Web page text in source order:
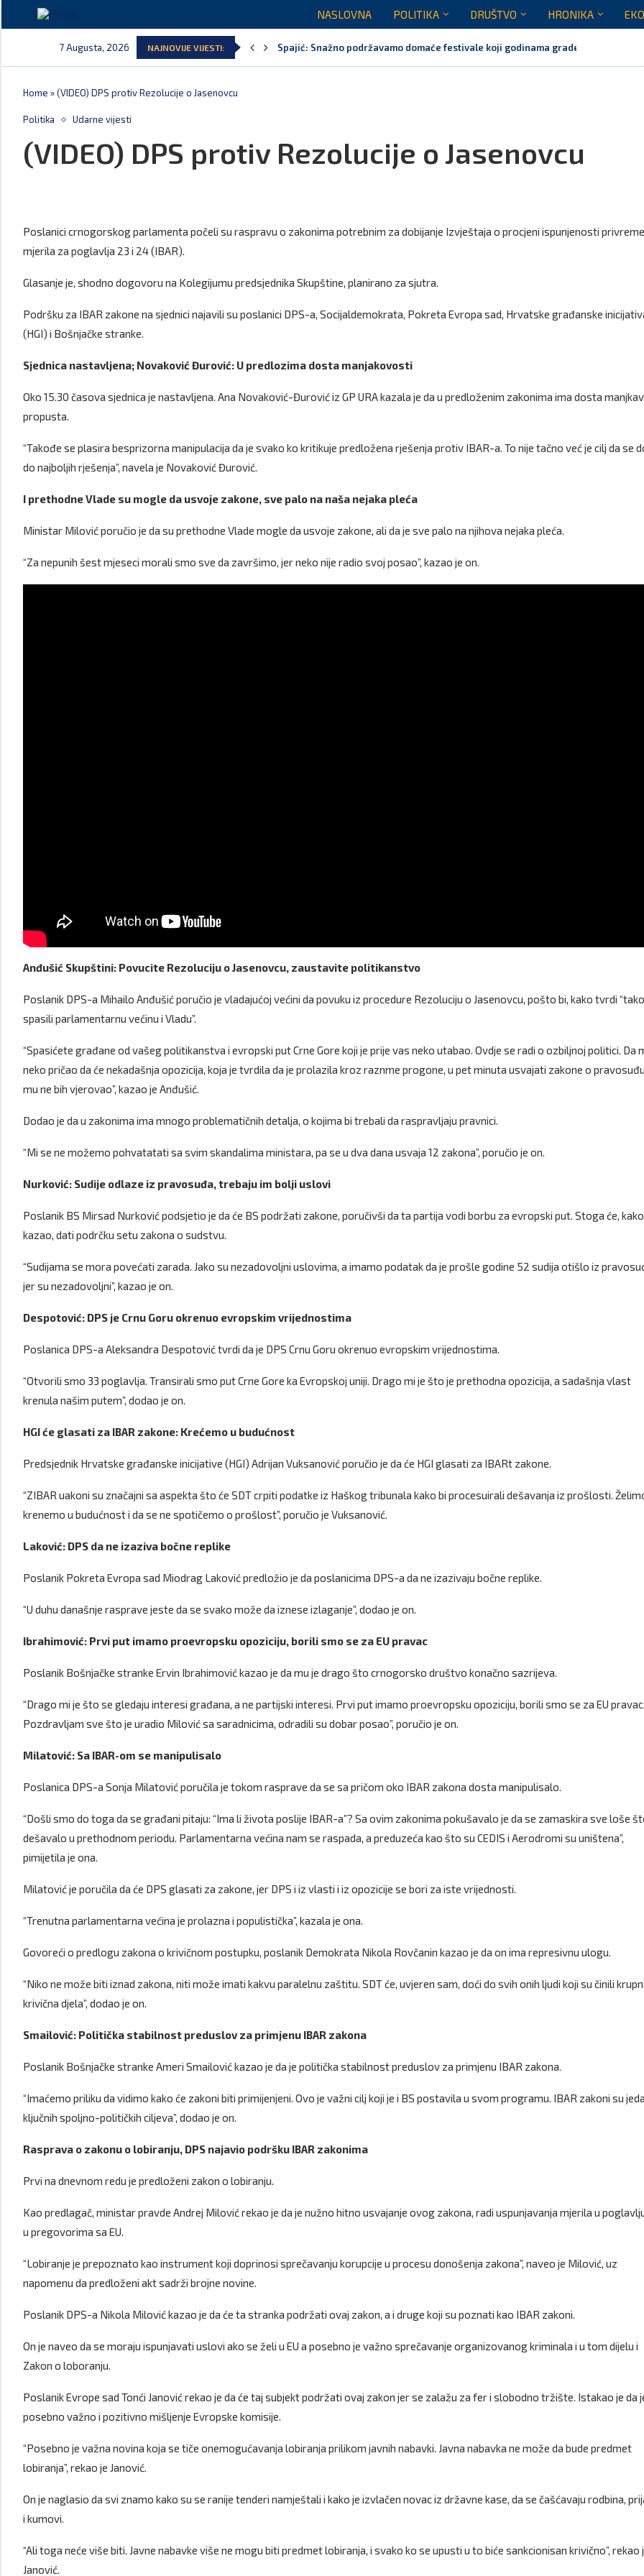
NASLOVNA POLITIKA DRUŠTVO HRONIKA
7 Augusta, 2026 NAJNOVIJE VIJESTI:
Spajić: Snažno podržavamo domaće festivale koji godinama grade identitet
MPNI do kraja jula realizovalo gotovo sve planirane aktivnosti
U prethodnih pet godina: Vučić tri puta odbio da glasa Rezoluciju...
MCP odgovorila Vučiću: Nedopustivo političko tumačenje litija i crkvenih pitanja
Andrić: Crnoj Gori nije bilo mjesto na obilježavanju „Oluje“
Home »(VIDEO) DPS protiv Rezolucije o Jasenovcu
Politika Udarne vijesti
(VIDEO) DPS protiv Rezolucije o Jasenovcu
Poslanici crnogorskog parlamenta počeli su raspravu o zakonima potrebnim za dobijanje Izvještaja o procjeni ispunjenosti
mjerila za poglavlja 23 i 24 (IBAR).
Glasanje je, shodno dogovoru na Kolegijumu predsjednika Skupštine, planirano za sjutra.
Podršku za IBAR zakone na sjednici najavili su poslanici DPS-a, Socijaldemokrata, Pokreta Evropa sad, Hrvatske građanske
(HGI) i Bošnjačke stranke.
Sjednica nastavljena; Novaković Đurović: U predlozima dosta manjakovosti
Oko 15.30 časova sjednica je nastavljena. Ana Novaković-Đurović iz GP URA kazala je da u predloženim zakonima ima dosta
propusta.
“Takođe se plasira besprizorna manipulacija da je svako ko kritikuje predložena rješenja protiv IBAR-a. To nije tačno već je cilj da se
do najboljih rješenja”, navela je Novaković Đurović.
I prethodne Vlade su mogle da usvoje zakone, sve palo na naša nejaka pleća
Ministar Milović poručio je da su prethodne Vlade mogle da usvoje zakone, ali da je sve palo na njihova nejaka pleća.
“Za nepunih šest mjeseci morali smo sve da završimo, jer neko nije radio svoj posao”, kazao je on.
Anđušić Skupštini: Povucite Rezoluciju o Jasenovcu, zaustavite politikanstvo
Poslanik DPS-a Mihailo Anđušić poručio je vladajućoj većini da povuku iz procedure Rezoluciju o Jasenovcu, pošto bi, kako tvrdi “tako
spasili parlamentarnu većinu i Vladu”.
“Spasićete građane od vašeg politikanstva i evropski put Crne Gore koji je prije vas neko utabao. Ovdje se radi o ozbiljnoj politici. Da
neko pričao da će nekadašnja opozicija, koja je tvrdila da je prolazila kroz raznme progone, u pet minuta usvajati zakone o
mu ne bih vjerovao”, kazao je Anđušić.
Dodao je da u zakonima ima mnogo problematičnih detalja, o kojima bi trebali da raspravljaju pravnici.
“Mi se ne možemo pohvatatati sa svim skandalima ministara, pa se u dva dana usvaja 12 zakona”, poručio je on.
Nurković: Sudije odlaze iz pravosuđa, trebaju im bolji uslovi
Poslanik BS Mirsad Nurković podsjetio je da će BS podržati zakone, poručivši da ta partija vodi borbu za evropski put. Stoga će,
kazao, dati podrčku setu zakona o sudstvu.
“Sudijama se mora povećati zarada. Jako su nezadovoljni uslovima, a imamo podatak da je prošle godine 52 sudija otišlo iz
jer su nezadovoljni”, kazao je on.
Despotović: DPS je Crnu Goru okrenuo evropskim vrijednostima
Poslanica DPS-a Aleksandra Despotović tvrdi da je DPS Crnu Goru okrenuo evropskim vrijednostima.
“Otvorili smo 33 poglavlja. Transirali smo put Crne Gore ka Evropskoj uniji. Drago mi je što je prethodna opozicija, a sadašnja vlast
krenula našim putem”, dodao je on.
HGI će glasati za IBAR zakone: Krećemo u budućnost
Predsjednik Hrvatske građanske inicijative (HGI) Adrijan Vuksanović poručio je da će HGI glasati za IBARt zakone.
“ZIBAR uakoni su značajni sa aspekta što će SDT crpiti podatke iz Haškog tribunala kako bi procesuirali dešavanja iz prošlosti.
krenemo u budućnost i da se ne spotičemo o prošlost”, poručio je Vuksanović.
Laković: DPS da ne izaziva bočne replike
Poslanik Pokreta Evropa sad Miodrag Laković predložio je da poslanicima DPS-a da ne izazivaju bočne replike.
“U duhu današnje rasprave jeste da se svako može da iznese izlaganje”, dodao je on.
Ibrahimović: Prvi put imamo proevropsku opoziciju, borili smo se za EU pravac
Poslanik Bošnjačke stranke Ervin Ibrahimović kazao je da mu je drago što crnogorsko društvo konačno sazrijeva.
“Drago mi je što se gledaju interesi građana, a ne partijski interesi. Prvi put imamo proevropsku opoziciju, borili smo se za EU
Pozdravljam sve što je uradio Milović sa saradnicima, odradili su dobar posao”, poručio je on.
Milatović: Sa IBAR-om se manipulisalo
Poslanica DPS-a Sonja Milatović poručila je tokom rasprave da se sa pričom oko IBAR zakona dosta manipulisalo.
“Došli smo do toga da se građani pitaju: “Ima li života poslije IBAR-a”? Sa ovim zakonima pokušavalo je da se zamaskira sve loše
dešavalo u prethodnom periodu. Parlamentarna većina nam se raspada, a preduzeća kao što su CEDIS i Aerodromi su uništena”,
pimijetila je ona.
Milatović je poručila da će DPS glasati za zakone, jer DPS i iz vlasti i iz opozicije se bori za iste vrijednosti.
“Trenutna parlamentarna većina je prolazna i populistička”, kazala je ona.
Govoreći o predlogu zakona o krivičnom postupku, poslanik Demokrata Nikola Rovčanin kazao je da on ima represivnu ulogu.
“Niko ne može biti iznad zakona, niti može imati kakvu paralelnu zaštitu. SDT će, uvjeren sam, doći do svih onih ljudi koji su činili
krivična djela”, dodao je on.
Smailović: Politička stabilnost preduslov za primjenu IBAR zakona
Poslanik Bošnjačke stranke Ameri Smailović kazao je da je politička stabilnost preduslov za primjenu IBAR zakona.
“Imaćemo priliku da vidimo kako će zakoni biti primijenjeni. Ovo je važni cilj koji je i BS postavila u svom programu. IBAR zakoni su
ključnih spoljno-političkih ciljeva”, dodao je on.
Rasprava o zakonu o lobiranju, DPS najavio podršku IBAR zakonima
Prvi na dnevnom redu je predloženi zakon o lobiranju.
Kao predlagač, ministar pravde Andrej Milović rekao je da je nužno hitno usvajanje ovog zakona, radi uspunjavanja mjerila u
u pregovorima sa EU.
“Lobiranje je prepoznato kao instrument koji doprinosi sprečavanju korupcije u procesu donošenja zakona”, naveo je Milović, uz
napomenu da predloženi akt sadrži brojne novine.
Poslanik DPS-a Nikola Milović kazao je da će ta stranka podržati ovaj zakon, a i druge koji su poznati kao IBAR zakoni.
On je naveo da se moraju ispunjavati uslovi ako se želi u EU a posebno je važno sprečavanje organizovanog kriminala i u tom dijelu i
Zakon o loboranju.
Poslanik Evrope sad Tonći Janović rekao je da će taj subjekt podržati ovaj zakon jer se zalažu za fer i slobodno tržište. Istakao je da
posebno važno i pozitivno mišljenje Evropske komisije.
“Posebno je važna novina koja se tiče onemogućavanja lobiranja prilikom javnih nabavki. Javna nabavka ne može da bude predmet
lobiranja”, rekao je Janović.
On je naglasio da svi znamo kako su se ranije tenderi namještali i kako je izvlačen novac iz državne kase, da se čašćavaju rodbina,
i kumovi.
“Ali toga neće više biti. Javne nabavke više ne mogu biti predmet lobiranja, i svako ko se upusti u to biće sankcionisan krivično”, rekao
Janović.